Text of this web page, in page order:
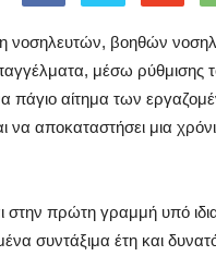
βοηθών
μέσω ρύθμισης
πάγιο αίτημα των
να αποκαταστήσει μια
πρώτη γραμμή υπό
συντάξιμα έτη και